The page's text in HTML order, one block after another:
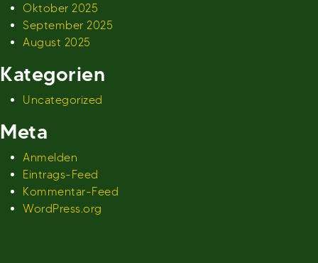
Oktober 2025
September 2025
August 2025
Kategorien
Uncategorized
Meta
Anmelden
Eintrags-Feed
Kommentar-Feed
WordPress.org